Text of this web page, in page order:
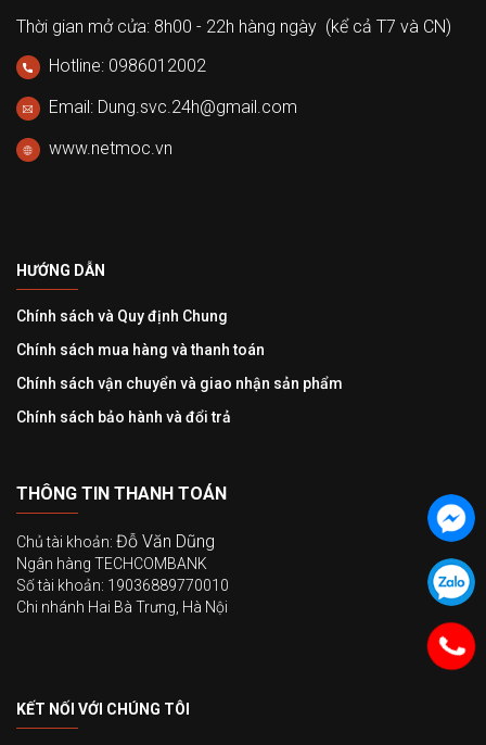
Thời gian mở cửa: 8h00 - 22h hàng ngày (kể cả T7 và CN)
Hotline: 0986012002
Email: Dung.svc.24h@gmail.com
www.netmoc.vn
HƯỚNG DẪN
Chính sách và Quy định Chung
Chính sách mua hàng và thanh toán
Chính sách vận chuyển và giao nhận sản phẩm
Chính sách bảo hành và đổi trả
THÔNG TIN THANH TOÁN
Chủ tài khoản: Đỗ Văn Dũng
Ngân hàng TECHCOMBANK
Số tài khoản: 19036889770010
Chi nhánh Hai Bà Trưng, Hà Nội
KẾT NỐI VỚI CHÚNG TÔI